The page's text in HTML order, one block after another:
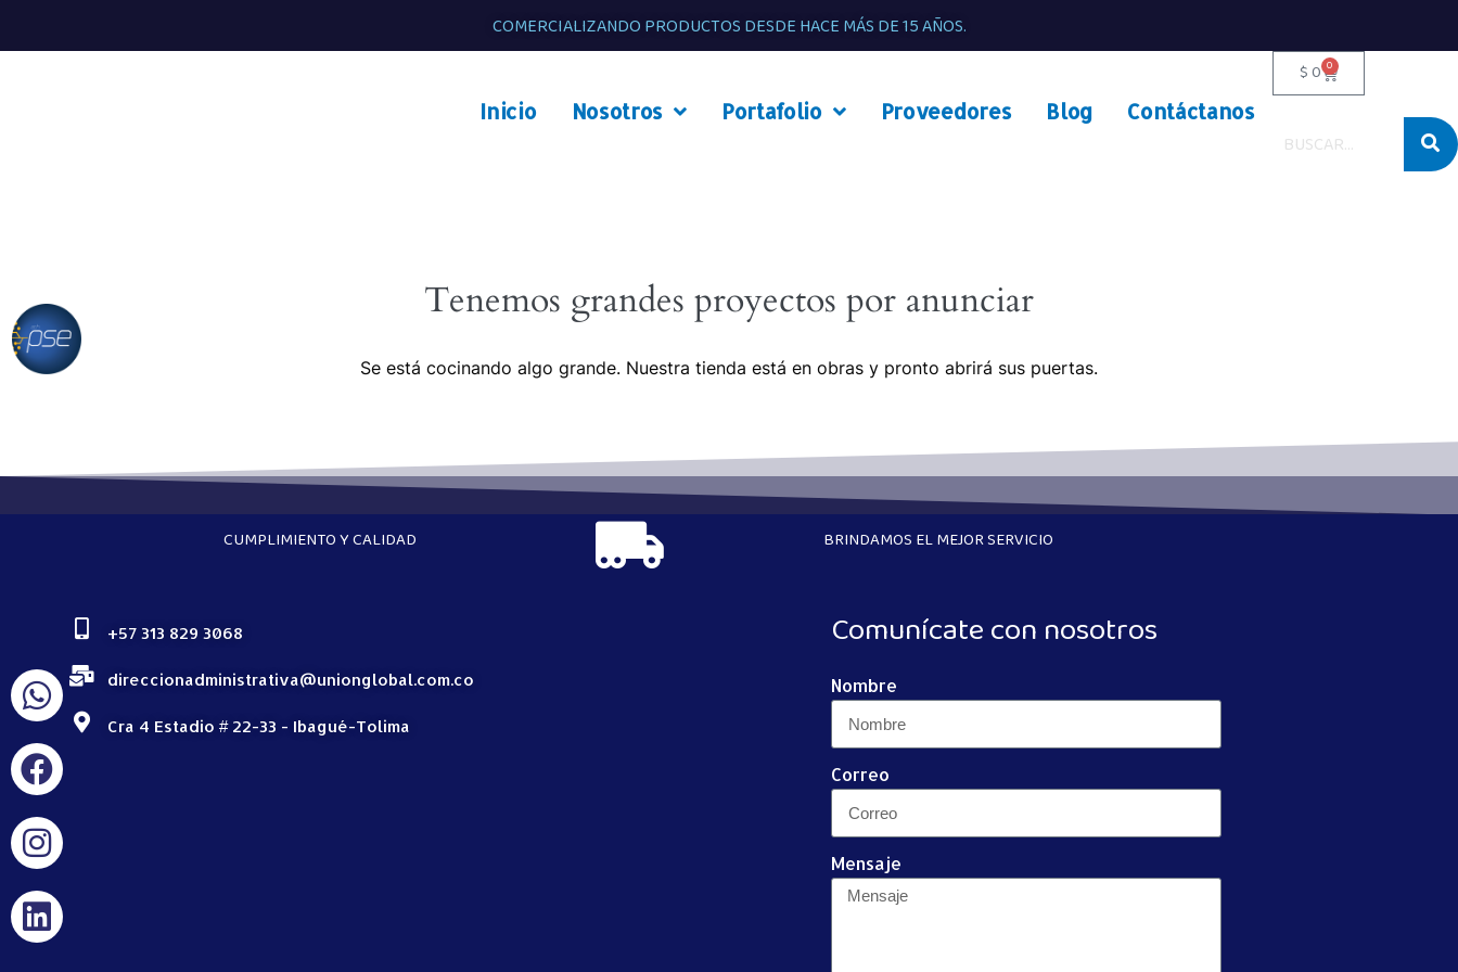
COMERCIALIZANDO PRODUCTOS DESDE HACE MÁS DE 15 AÑOS.
Inicio Nosotros Portafolio Proveedores Blog Contáctanos
$0 0
Tenemos grandes proyectos por anunciar
Se está cocinando algo grande. Nuestra tienda está en obras y pronto abrirá sus puertas.
CUMPLIMIENTO Y CALIDAD BRINDAMOS EL MEJOR SERVICIO
+57 313 829 3068
direccionadministrativa@unionglobal.com.co
Cra 4 Estadio # 22-33 - Ibagué-Tolima
Comunícate con nosotros
Nombre
Correo
Mensaje